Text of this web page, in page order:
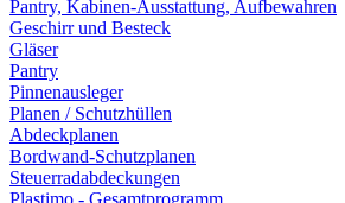
Pantry, Kabinen-Ausstattung, Aufbewahren
Geschirr und Besteck
Gläser
Pantry
Pinnenausleger
Planen / Schutzhüllen
Abdeckplanen
Bordwand-Schutzplanen
Steuerradabdeckungen
Plastimo - Gesamtprogramm